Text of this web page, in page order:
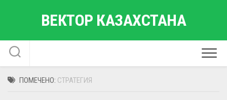
ВЕКТОР КАЗАХСТАНА
ПОМЕЧЕНО: СТРАТЕГИЯ